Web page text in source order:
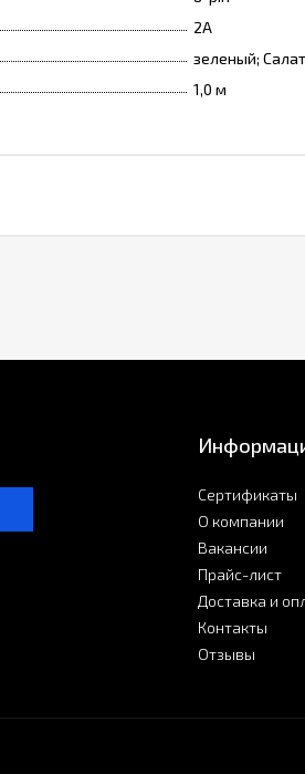
2А
зеленый;
1,0 м
Сертификаты
О компании
Вакансии
Прайс-лист
Доставка и
Контакты
Отзывы